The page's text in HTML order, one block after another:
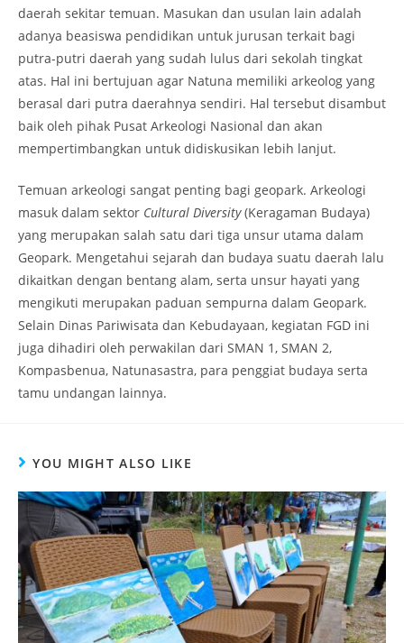
daerah sekitar temuan. Masukan dan usulan lain adalah
adanya beasiswa pendidikan untuk jurusan terkait bagi
putra-putri daerah yang sudah lulus dari sekolah tingkat
atas. Hal ini bertujuan agar Natuna memiliki arkeolog yang
berasal dari putra daerahnya sendiri. Hal tersebut disambut
baik oleh pihak Pusat Arkeologi Nasional dan akan
mempertimbangkan untuk didiskusikan lebih lanjut.
Temuan arkeologi sangat penting bagi geopark. Arkeologi
masuk dalam sektor Cultural Diversity(Keragaman Budaya)
yang merupakan salah satu dari tiga unsur utama dalam
Geopark. Mengetahui sejarah dan budaya suatu daerah lalu
dikaitkan dengan bentang alam, serta unsur hayati yang
mengikuti merupakan paduan sempurna dalam Geopark.
Selain Dinas Pariwisata dan Kebudayaan, kegiatan FGD ini
juga dihadiri oleh perwakilan dari SMAN 1, SMAN 2,
Kompasbenua, Natunasastra, para penggiat budaya serta
tamu undangan lainnya.
YOU MIGHT ALSO LIKE